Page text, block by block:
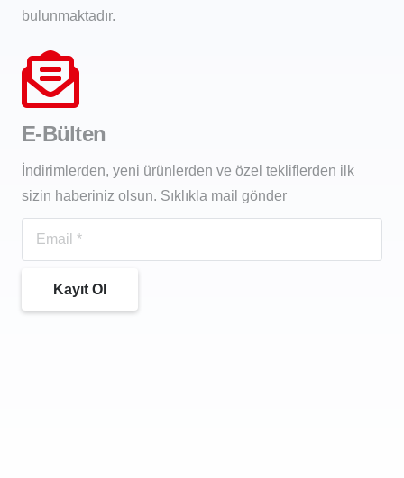
bulunmaktadır.
E-Bülten
İndirimlerden, yeni ürünlerden ve özel tekliflerden ilk
sizin haberiniz olsun. Sıklıkla mail gönder
Kayıt Ol